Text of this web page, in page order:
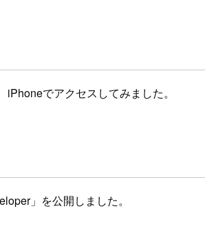
でアクセスしてみました。
」を公開しました。